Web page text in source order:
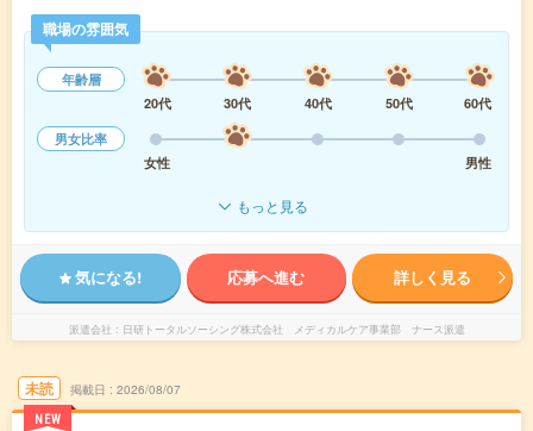
職場の雰囲気
年齢層
20代
30代 40代 50代
60代
男女比率
女性
男性
もっと見る
気になる! 応募へ進む 詳しく見る
派遣会社 日研トータルソーシング株式会社 メディカルケア事業部 ナース派遣
未読
NEW
掲載日 2026/08/07